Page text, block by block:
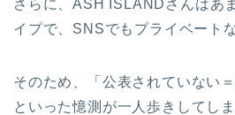
さらに、ASH ISLANDさんはあ
イプで、SNSでもプライベート
そのため、「公表されていない
といった憶測が一人歩きしてし